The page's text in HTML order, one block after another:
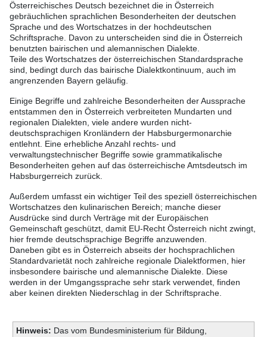
Österreichisches Deutsch bezeichnet die in Österreich
gebräuchlichen sprachlichen Besonderheiten der deutschen
Sprache und des Wortschatzes in der hochdeutschen
Schriftsprache. Davon zu unterscheiden sind die in Österreich
benutzten bairischen und alemannischen Dialekte.
Teile des Wortschatzes der österreichischen Standardsprache
sind, bedingt durch das bairische Dialektkontinuum, auch im
angrenzenden Bayern geläufig.
Einige Begriffe und zahlreiche Besonderheiten der Aussprache
entstammen den in Österreich verbreiteten Mundarten und
regionalen Dialekten, viele andere wurden nicht-
deutschsprachigen Kronländern der Habsburgermonarchie
entlehnt. Eine erhebliche Anzahl rechts- und
verwaltungstechnischer Begriffe sowie grammatikalische
Besonderheiten gehen auf das österreichische Amtsdeutsch im
Habsburgerreich zurück.
Außerdem umfasst ein wichtiger Teil des speziell österreichischen
Wortschatzes den kulinarischen Bereich; manche dieser
Ausdrücke sind durch Verträge mit der Europäischen
Gemeinschaft geschützt, damit EU-Recht Österreich nicht zwingt,
hier fremde deutschsprachige Begriffe anzuwenden.
Daneben gibt es in Österreich abseits der hochsprachlichen
Standardvarietät noch zahlreiche regionale Dialektformen, hier
insbesondere bairische und alemannische Dialekte. Diese
werden in der Umgangssprache sehr stark verwendet, finden
aber keinen direkten Niederschlag in der Schriftsprache.
Hinweis: Das vom Bundesministerium für Bildung,